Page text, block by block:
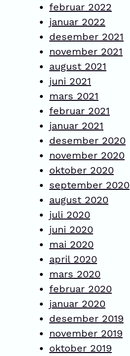
februar 2022
januar 2022
desember 2021
november 2021
august 2021
juni 2021
mars 2021
februar 2021
januar 2021
desember 2020
november 2020
oktober 2020
september 2020
august 2020
juli 2020
juni 2020
mai 2020
april 2020
mars 2020
februar 2020
januar 2020
desember 2019
november 2019
oktober 2019